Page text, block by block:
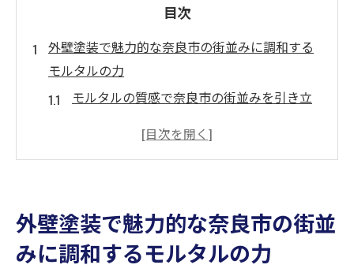
目次
外壁塗装で魅力的な奈良市の街並みに調和する
モルタルの力
モルタルの質感で奈良市の街並みを引き立
色の選び方で実現する奈良市の景観美
モルタル外壁で守る奈良市の伝統美
奈良市の風景に溶け込むモルタルの魅力
外壁塗装で魅力的な奈良市の街並
みに調和するモルタルの力